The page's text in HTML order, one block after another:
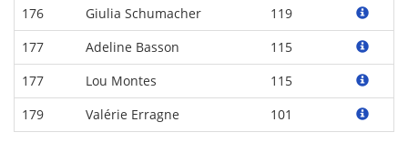
176
Giulia Schumacher
119
177
Adeline Basson
115
177
Lou Montes
115
179
Valérie Erragne 101